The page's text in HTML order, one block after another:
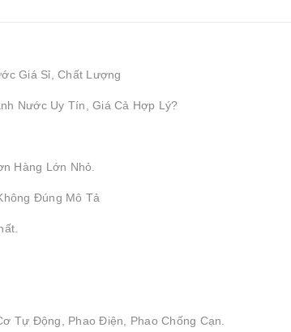
Giá Sỉ, Chất Lượng
Nước Uy Tín, Giá Cả Hợp Lý?
Hàng Lớn Nhỏ.
Đúng Mô Tả
Tự Động, Phao Điện, Phao Chống Cạn.